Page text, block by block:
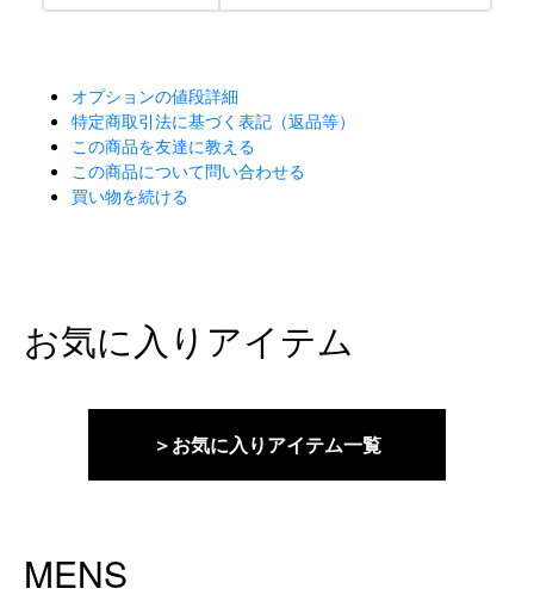
オプションの値段詳細
特定商取引法に基づく表記（返品等）
この商品を友達に教える
この商品について問い合わせる
買い物を続ける
お気に入りアイテム
＞お気に入りアイテム一覧
MENS